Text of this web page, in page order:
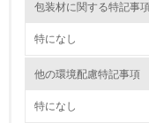
→ 導入している規格名
包装材に関する特記事
特になし
他の環境配慮特記事項
特になし